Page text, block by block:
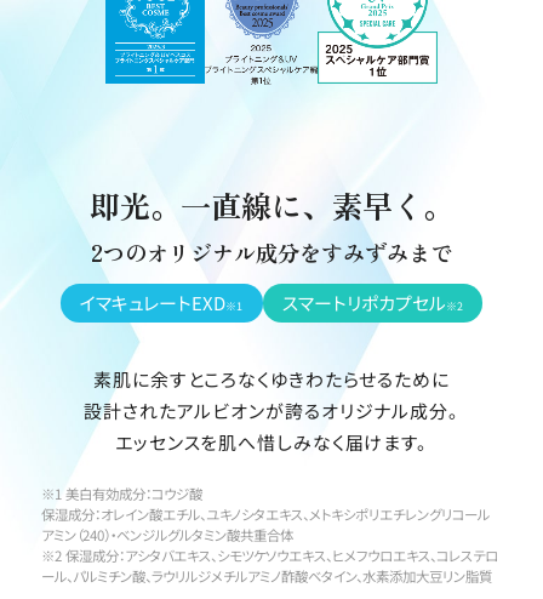
即光。一直線に、素早く。
2つのオリジナル成分をすみずみまで
イマキュレートEXD※1 スマートリポカプセル※2
素肌に余すところなくゆきわたらせるために
設計されたアルビオンが誇るオリジナル成分。
エッセンスを肌へ惜しみなく届けます。
※1 美白有効成分：コウジ酸
保湿成分：オレイン酸エチル、ユキノシタエキス、メトキシポリエチレングリコール
アミン（240）・ベンジルグルタミン酸共重合体
※2 保湿成分：アシタバエキス、シモツケソウエキス、ヒメフウロエキス、コレステロ
ール、パルミチン酸、ラウリルジメチルアミノ酢酸ベタイン、水素添加大豆リン脂質